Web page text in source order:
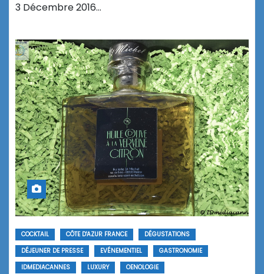
3 Décembre 2016…
COCKTAIL CÔTE D'AZUR FRANCE
DÉGUSTATIONS
DÉJEUNER DE PRESSE
EVÉNEMENTIEL
GASTRONOMIE
IDMEDIACANNES
LUXURY OENOLOGIE